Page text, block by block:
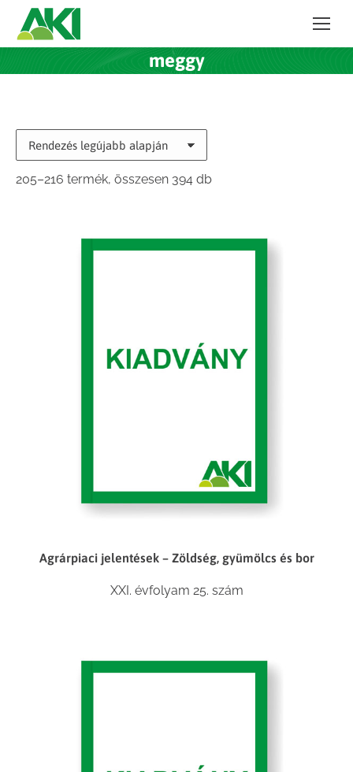
meggy
205–216 termék, összesen 394 dbSorted
Agrárpiaci jelentések – Zöldség, gyümölcs és bor
XXI. évfolyam 25. szám